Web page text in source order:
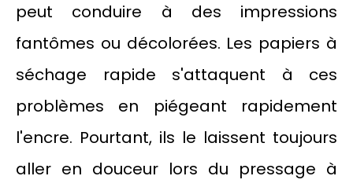
peut conduire à des impressions
fantômes ou décolorées. Les papiers à
séchage rapide s'attaquent à ces
problèmes en piégeant rapidement
l'encre. Pourtant, ils le laissent toujours
aller en douceur lors du pressage à